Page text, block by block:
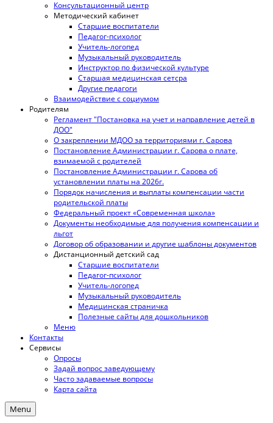
Консультационный центр
Методический кабинет
Старшие воспитатели
Педагог-психолог
Учитель-логопед
Музыкальный руководитель
Инструктор по физической культуре
Старшая медицинская сетсра
Другие педагоги
Взаимодействие с социумом
Родителям
Регламент "Постановка на учет и направление детей в
ДОО"
О закреплении МДОО за территориями г. Сарова
Постановление Администрации г. Сарова о плате,
взимаемой с родителей
Постановление Администрации г. Сарова об
установлении платы на 2026г.
Порядок начисления и выплаты компенсации части
родительской платы
Федеральный проект «Современная школа»
Документы необходимые для получения компенсации и
льгот
Договор об образовании и другие шаблоны документов
Дистанционный детский сад
Старшие воспитатели
Педагог-психолог
Учитель-логопед
Музыкальный руководитель
Медицинская страничка
Полезные сайты для дошкольников
Меню
Контакты
Сервисы
Опросы
Задай вопрос заведующему
Часто задаваемые вопросы
Карта сайта
Menu